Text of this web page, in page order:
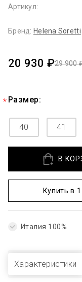
Артикул:
Бренд: Helena Soretti
29 900
20 930 ₽
Размер:
40 41
В
Купить в
Италия 100%
Характеристики